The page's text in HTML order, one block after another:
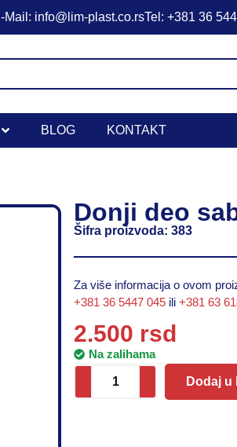
Mail: info@lim-plast.co.rsTel: +381 36
BLOG KONTAKT
Donji deo
Šifra proizvoda: 383
Za više informacija o ovom
+381 36 5447 045 ili +381 63
2.500 rsd
Na zalihama
Dodaj u